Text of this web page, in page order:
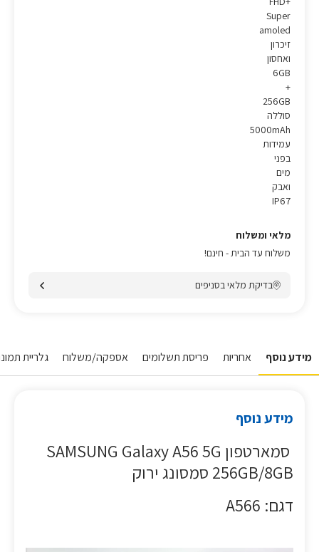
Super
amoled
זיכרון
ואחסון
6GB
256GB
סוללה
5000mAh
עמידות
בפני
מים
ואבק
IP67
מלאי ומשלוח
משלוח עד הבית - חינם!
בדיקת מלאי בסניפים
מידע נוסף אחריות פריסת תשלומים אספקה/משלוח גלריית
מידע נוסף
סמארטפון SAMSUNG Galaxy A56 5G
256GB/8GB סמסונג ירוק
דגם: A566